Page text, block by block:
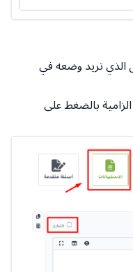
الذي تريد وضعه في
بالضغط على